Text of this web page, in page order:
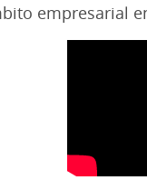
empresarial